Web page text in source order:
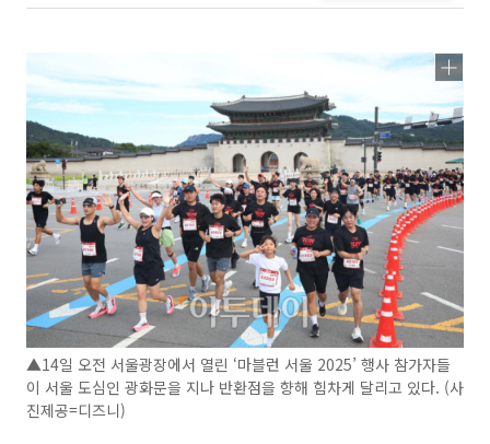
▲14일 오전 서울광장에서 열린 ‘마블런 서울 2025’ 행사 참가자들
이 서울 도심인 광화문을 지나 반환점을 향해 힘차게 달리고 있다. (사
진제공=디즈니)